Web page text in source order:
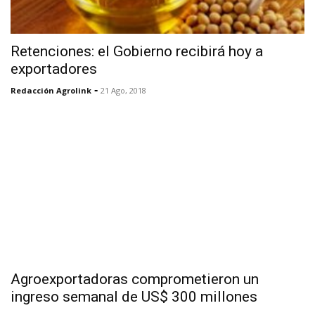
Retenciones: el Gobierno recibirá hoy a
exportadores
Redacción Agrolink - 21 Ago, 2018
Agroexportadoras comprometieron un
ingreso semanal de US$ 300 millones